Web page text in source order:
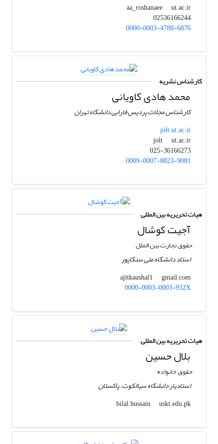
aa_roshanaee
ut.ac.ir
02536166244
0000-0003-4788-6876
کارشناس نشریه
محمد هادی کاویانی
کارشناس مجلات پردیس فارابی دانشگاه تهران
jolt.ut.ac.ir
jolt
ut.ac.ir
025-36166273
0009-0007-8823-9081
هیات تحریریه بین المللی
آجیت کوشال
حقوق تجارت بین الملل
استاد دانشگاه ملی سنگاپور
ajitkaushal1
gmail.com
0000-0003-0003-932X
هیات تحریریه بین المللی
بلال حسین
حقوق خانواده
استادیار دانشگاه سیالکوت، پاکستان
bilal.hussain
uskt.edu.pk